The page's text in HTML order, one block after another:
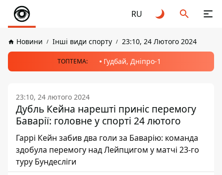
RU
Новини Інші види спорту 23:10, 24 Лютого 2024
ТОПТЕМА: Гудбай, Дніпро-1
23:10, 24 лютого 2024
Дубль Кейна нарешті приніс перемогу
Баварії: головне у спорті 24 лютого
Гаррі Кейн забив два голи за Баварію: команда
здобула перемогу над Лейпцигом у матчі 23-го
туру Бундесліги